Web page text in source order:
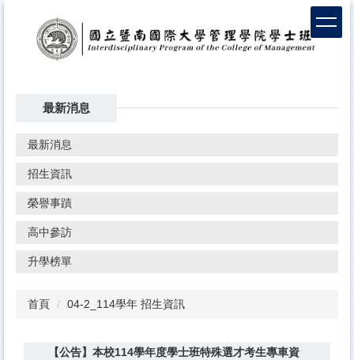
最新消息
最新消息
招生資訊
榮譽事蹟
高中參訪
升學榜單
首頁 04-2_114學年 招生資訊
【公告】本校114學年度學士班特殊選才考生專車資